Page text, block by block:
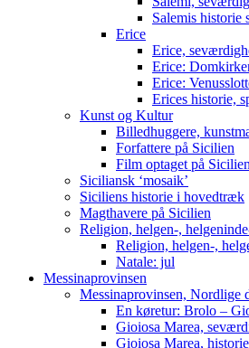
Salemis historie
Erice
Erice,
Erice:
Erice:
Erices historie,
Kunst og Kultur
Billedhuggere,
Forfattere på Sicilien
Film optaget på Sicilien
Siciliansk ‘mosaik’
Siciliens historie i hovedtræk
Magthavere på Sicilien
Religion, helgen-,
Religion, helgen-,
Natale: jul
Messinaprovinsen
Messinaprovinsen, Nordlige
En køretur: Brolo –
Gioiosa Marea,
Gioiosa Marea,